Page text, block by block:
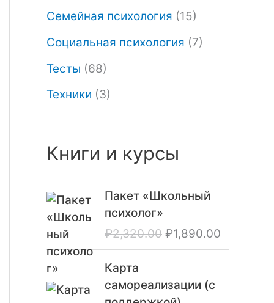
Семейная психология (15)
Социальная психология (7)
Тесты (68)
Техники (3)
Книги и курсы
Пакет «Школьный
психолог»
₽2,320.00
е
в
а
₽1,890.00
Карта
самореализации (с